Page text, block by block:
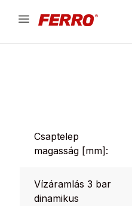
Csaptelep
magasság [mm]:
Vízáramlás 3 bar
dinamikus